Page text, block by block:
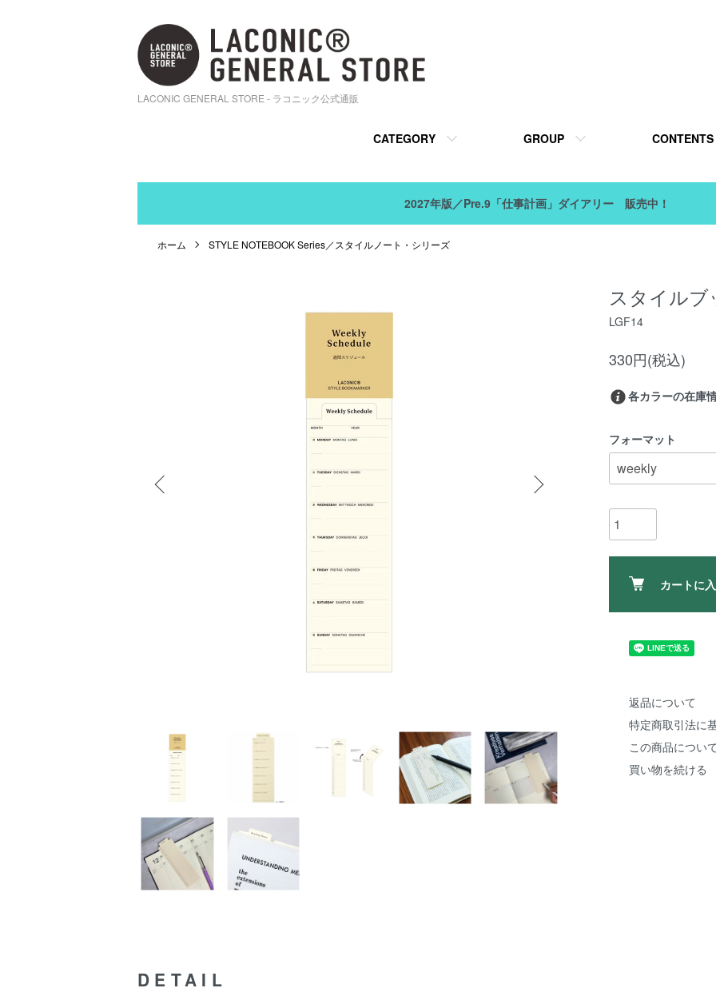
LACONIC GENERAL STORE - ラコニック公式通販
CATEGORY GROUP CONTENTS
2027年版／Pre.9「仕事計画」ダイアリー 販売中！
ホーム STYLE NOTEBOOK Series／スタイルノート・シリーズ
スタイル
LGF14
330円(税込)
各カラーの在庫
フォーマット
カートに
返品について
特定商取引法に
この商品につい
買い物を続ける
DETAIL